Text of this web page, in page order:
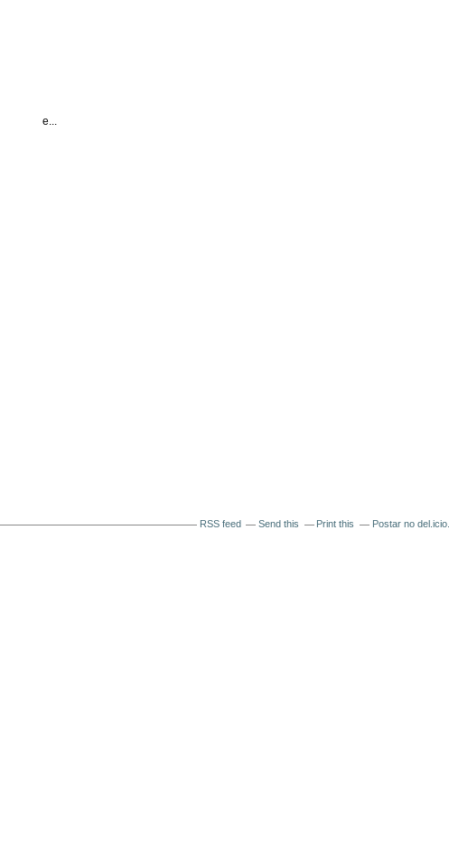
e...
RSS feed Send this Print this Postar no